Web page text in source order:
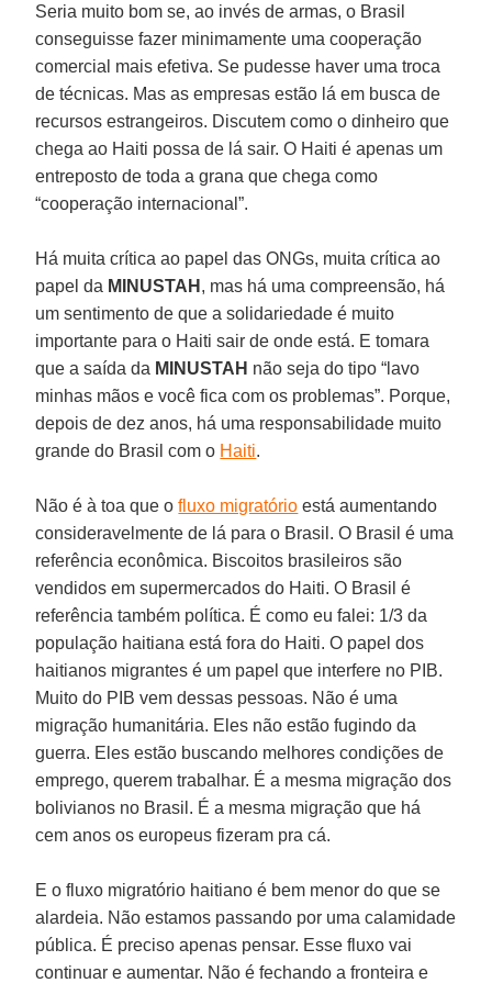
Seria muito bom se, ao invés de armas, o Brasil
conseguisse fazer minimamente uma cooperação
comercial mais efetiva. Se pudesse haver uma troca
de técnicas. Mas as empresas estão lá em busca de
recursos estrangeiros. Discutem como o dinheiro que
chega ao Haiti possa de lá sair. O Haiti é apenas um
entreposto de toda a grana que chega como
“cooperação internacional”.
Há muita crítica ao papel das ONGs, muita crítica ao
papel da MINUSTAH , mas há uma compreensão, há
um sentimento de que a solidariedade é muito
importante para o Haiti sair de onde está. E tomara
que a saída da MINUSTAH não seja do tipo “lavo
minhas mãos e você fica com os problemas”. Porque,
depois de dez anos, há uma responsabilidade muito
grande do Brasil com o Haiti.
Não é à toa que ofluxo migratório está aumentando
consideravelmente de lá para o Brasil. O Brasil é uma
referência econômica. Biscoitos brasileiros são
vendidos em supermercados do Haiti. O Brasil é
referência também política. É como eu falei: 1/3 da
população haitiana está fora do Haiti. O papel dos
haitianos migrantes é um papel que interfere no PIB.
Muito do PIB vem dessas pessoas. Não é uma
migração humanitária. Eles não estão fugindo da
guerra. Eles estão buscando melhores condições de
emprego, querem trabalhar. É a mesma migração dos
bolivianos no Brasil. É a mesma migração que há
cem anos os europeus fizeram pra cá.
E o fluxo migratório haitiano é bem menor do que se
alardeia. Não estamos passando por uma calamidade
pública. É preciso apenas pensar. Esse fluxo vai
continuar e aumentar. Não é fechando a fronteira e